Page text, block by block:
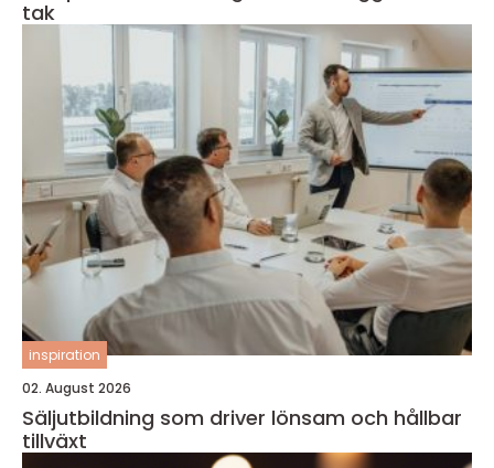
tak
inspiration
02. August 2026
Säljutbildning som driver lönsam och hållbar
tillväxt